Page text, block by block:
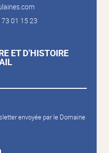
73 01 15 23
ET D'HISTOIRE
envoyée par le Domaine